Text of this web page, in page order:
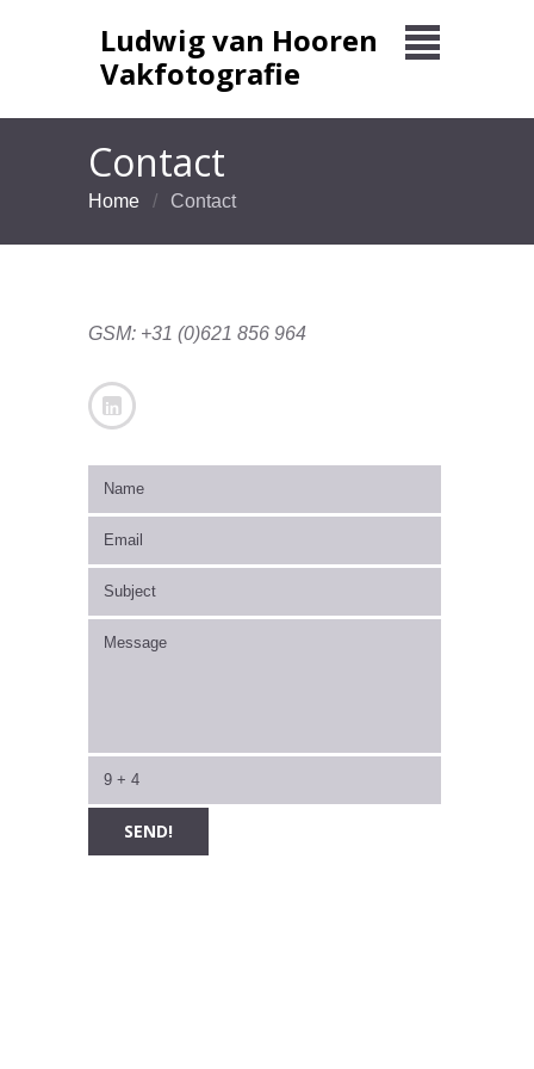
Ludwig van Hooren
Vakfotografie
Contact
Home Contact
GSM: +31 (0)621 856 964